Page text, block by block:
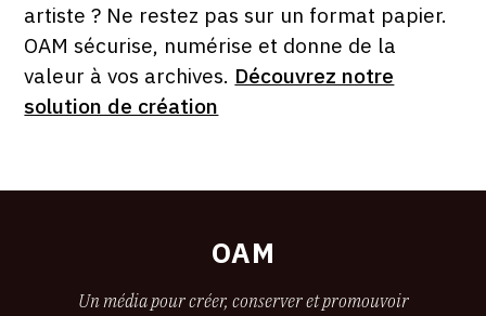
artiste ? Ne restez pas sur un format papier.
OAM sécurise, numérise et donne de la
valeur à vos archives. Découvrez notre
solution de création
OAM
Un média pour créer, conserver et promouvoir